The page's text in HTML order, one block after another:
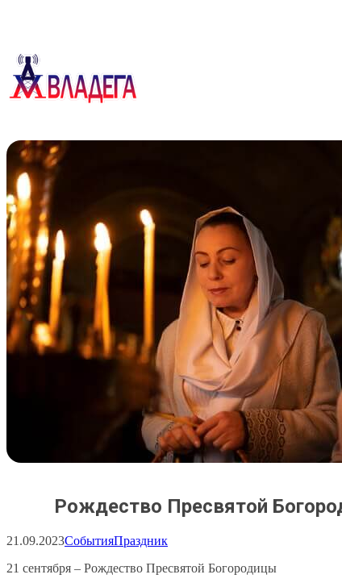
Рождество Пресвятой
21.09.2023СобытияПраздник
21 сентября – Рождество Пресвятой Богородицы